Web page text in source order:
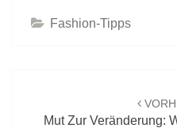
Fashion-Tipps
Mut Zur Veränderung: